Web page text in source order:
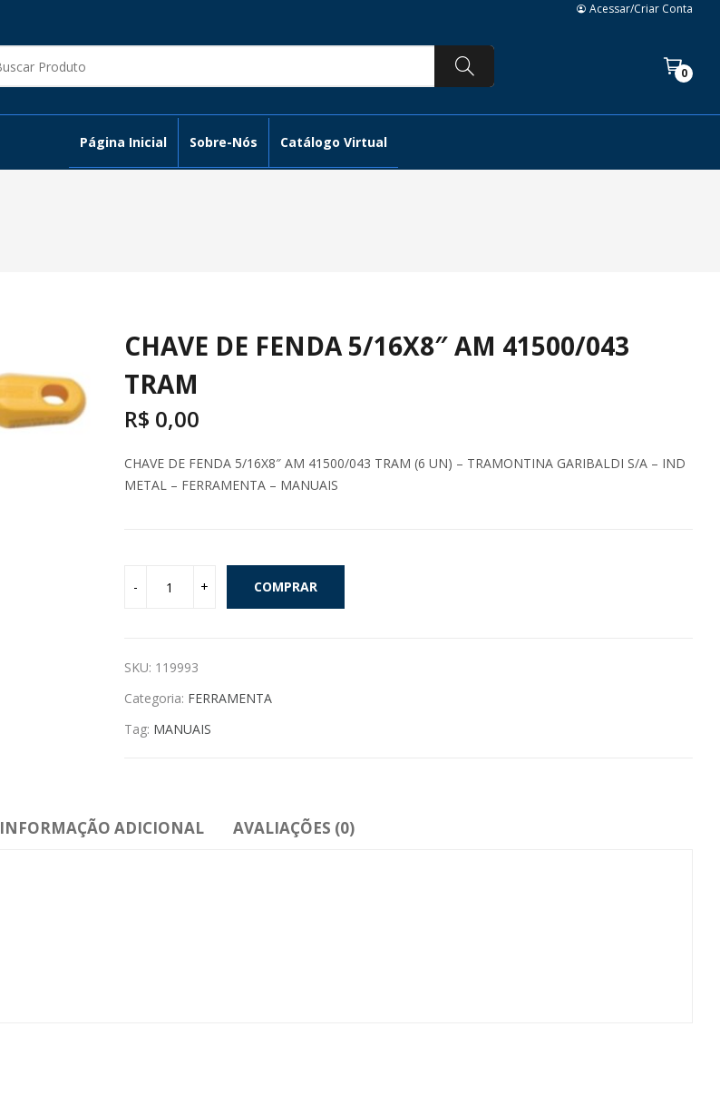
Acessar/Criar Conta
0
Página Inicial Sobre-Nós Catálogo Virtual
CHAVE DE FENDA 5/16X8″ AM 41500/043
TRAM
R$ 0,00
CHAVE DE FENDA 5/16X8″ AM 41500/043 TRAM (6 UN) – TRAMONTINA GARIBALDI S/A – IND
METAL – FERRAMENTA – MANUAIS
COMPRAR
SKU: 119993
Categoria: FERRAMENTA
Tag: MANUAIS
INFORMAÇÃO ADICIONAL AVALIAÇÕES (0)